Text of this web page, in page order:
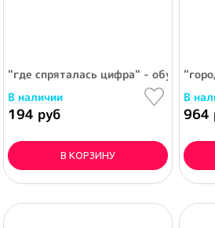
"где спряталась цифра" -
В наличии
194 руб
В КОРЗИНУ
В
964